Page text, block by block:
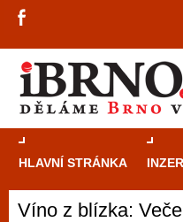
HLAVNÍ STRÁNKA
Víno z blízka: